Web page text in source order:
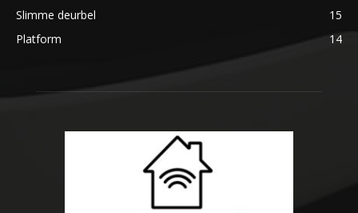
Slimme deurbel
15
Platform
14